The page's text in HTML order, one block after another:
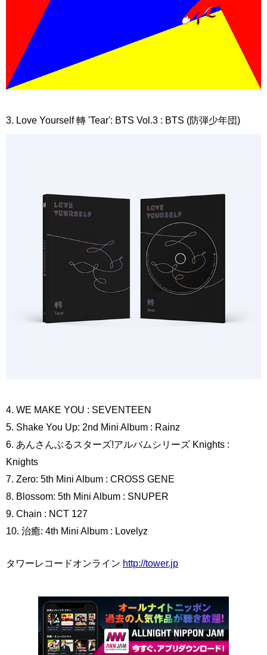
3. Love Yourself 轉 'Tear': BTS Vol.3 : BTS (防弾少年団)
4. WE MAKE YOU : SEVENTEEN
5. Shake You Up: 2nd Mini Album : Rainz
6. あんさんぶるスターズ!アルバムシリーズ Knights :
Knights
7. Zero: 5th Mini Album : CROSS GENE
8. Blossom: 5th Mini Album : SNUPER
9. Chain : NCT 127
10. 治癒: 4th Mini Album : Lovelyz
タワーレコードオンライン http://tower.jp